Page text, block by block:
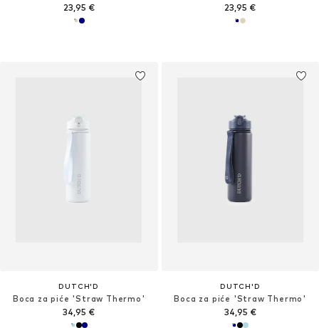
23,95 € 23,95 €
DUTCH'D
Boca za piće 'Straw Thermo'
34,95 €
DUTCH'D
Boca za piće 'Straw Thermo'
34,95 €